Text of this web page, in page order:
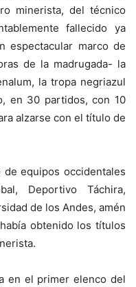
minerista, del técnico
fallecido ya
espectacular marco de
de la madrugada- la
la tropa negriazul
en 30 partidos, con 10
alzarse con el título de
equipos occidentales
Deportivo Táchira,
de los Andes, amén
obtenido los títulos
en el primer elenco del